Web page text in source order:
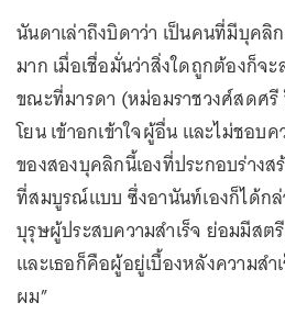
นันดาเล่าถึงบิดาว่า เป็นคนที่มีบุคลิ
มาก เมื่อเชื่อมั่นว่าสิ่งใดถูกต้องก็จ
ขณะที่มารดา (หม่อมราชวงศ์สดศ
โยน เข้าอกเข้าใจผู้อื่น และไม่ชอบ
ของสองบุคลิกนี้เองที่ประกอบร่างส
ที่สมบูรณ์แบบ ซึ่งอานันท์เองก็ได้กล่
บุรุษผู้ประสบความสำเร็จ ย่อมมีส
และเธอก็คือผู้อยู่เบื้องหลังความสำ
ผม”